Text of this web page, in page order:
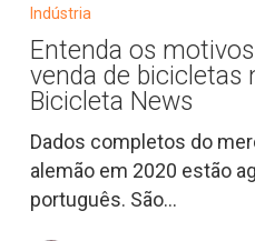
boom
na
venda
de
bicicletas
na
Indústria
Entenda os
venda de bicicletas
Bicicleta News
Dados completos do
alemão em 2020 estão
português. São…